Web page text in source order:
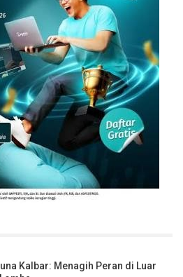
Kalbar: Menagih Peran di Luar